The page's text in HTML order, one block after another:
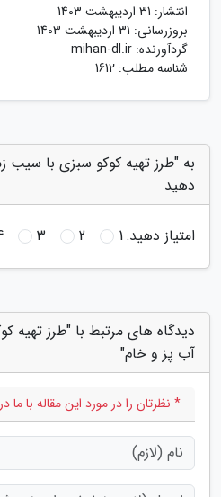
انتشار: 31 اردیبهشت 1403
بروزرسانی: 31 اردیبهشت 1403
گردآورنده: mihan-dl.ir
شناسه مطلب: 1612
به "طرز تهیه کوکو سبزی با سیب
دهید
امتیاز دهید:1
2
3
دیدگاه های مرتبط با "طرز تهیه
آب پز و خام"
* نظرتان را در مورد این مقاله با ما